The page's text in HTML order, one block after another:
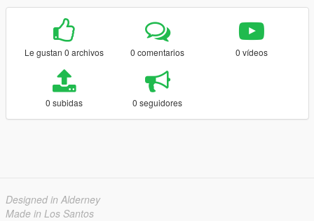
Le gustan 0 archivos 0 comentarios 0 vídeos
0 subidas 0 seguidores
Designed in Alderney
Made in Los Santos